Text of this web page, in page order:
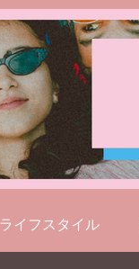
ライフスタイル